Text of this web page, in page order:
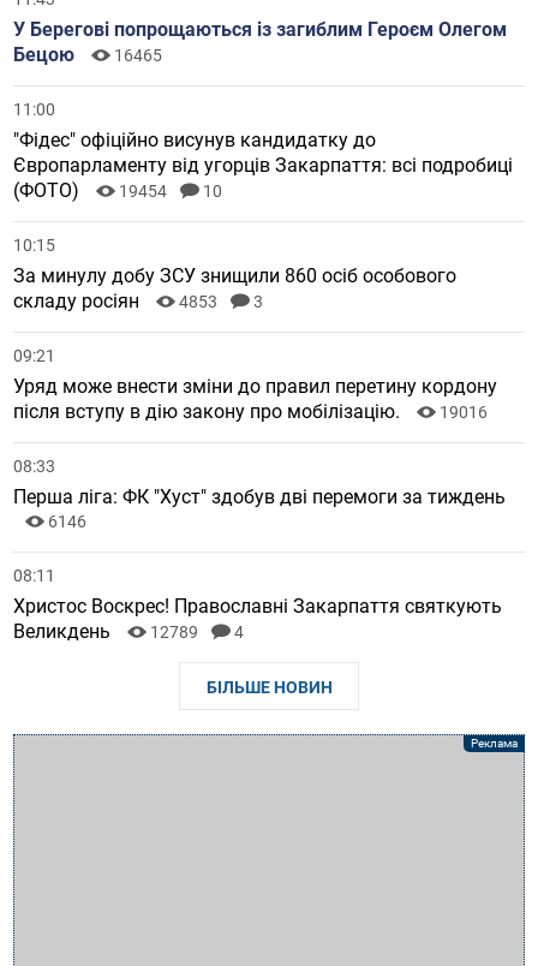
У Берегові попрощаються із загиблим Героєм Олегом
Бецою
16465
11:00
"Фідес" офіційно висунув кандидатку до
Європарламенту від угорців Закарпаття: всі подробиці
(ФОТО)
19454 10
10:15
За минулу добу ЗСУ знищили 860 осіб особового
складу росіян
4853 3
09:21
Уряд може внести зміни до правил перетину кордону
після вступу в дію закону про мобілізацію.
19016
08:33
Перша ліга: ФК "Хуст" здобув дві перемоги за тиждень
6146
08:11
Христос Воскрес! Православні Закарпаття святкують
Великдень
12789 4
БІЛЬШЕ НОВИН